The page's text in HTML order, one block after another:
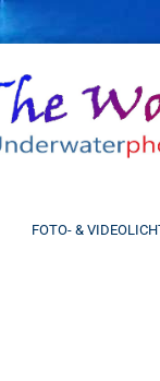
FOTO- &